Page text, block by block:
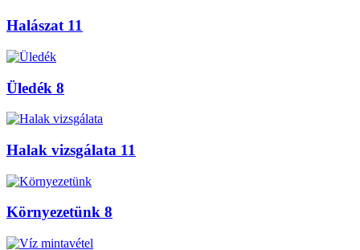
Halászat 11
Üledék 8
Halak vizsgálata 11
Környezetünk 8